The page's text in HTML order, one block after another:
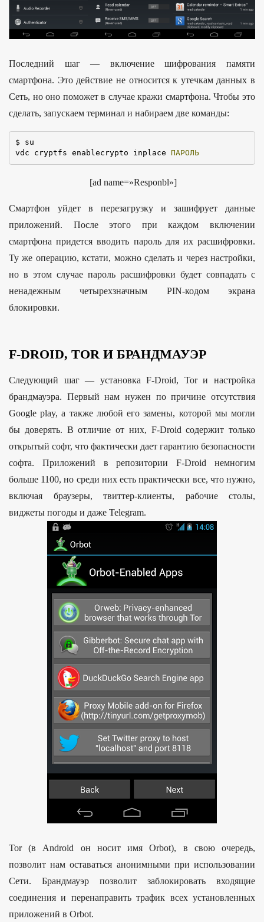
Последний шаг — включение шифрования памяти
смартфона. Это действие не относится к утечкам данных в
Сеть, но оно поможет в случае кражи смартфона. Чтобы это
сделать, запускаем терминал и набираем две команды:
$ su
vdc cryptfs enablecrypto inplace ПАРОЛЬ
[ad name=»Responbl»]
Смартфон уйдет в перезагрузку и зашифрует данные
приложений. После этого при каждом включении
смартфона придется вводить пароль для их расшифровки.
Ту же операцию, кстати, можно сделать и через настройки,
но в этом случае пароль расшифровки будет совпадать с
ненадежным четырехзначным PIN-кодом экрана
блокировки.
F-DROID, TOR И БРАНДМАУЭР
Следующий шаг — установка F-Droid, Tor и настройка
брандмауэра. Первый нам нужен по причине отсутствия
Google play, а также любой его замены, которой мы могли
бы доверять. В отличие от них, F-Droid содержит только
открытый софт, что фактически дает гарантию безопасности
софта. Приложений в репозитории F-Droid немногим
больше 1100, но среди них есть практически все, что нужно,
включая браузеры, твиттер-клиенты, рабочие столы,
виджеты погоды и даже Telegram.
Tor (в Android он носит имя Orbot), в свою очередь,
позволит нам оставаться анонимными при использовании
Сети. Брандмауэр позволит заблокировать входящие
соединения и перенаправить трафик всех установленных
приложений в Orbot.